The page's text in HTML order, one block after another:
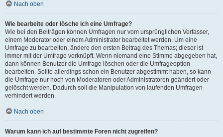
Nach oben
Wie bearbeite oder lösche ich eine Umfrage?
Wie bei den Beiträgen können Umfragen nur vom ursprünglichen Verfasser,
einem Moderator oder einem Administrator bearbeitet werden. Um eine
Umfrage zu bearbeiten, ändere den ersten Beitrag des Themas; dieser ist
immer mit der Umfrage verknüpft. Wenn niemand eine Stimme abgegeben hat,
dann können Benutzer die Umfrage löschen oder die Umfrageoption
bearbeiten. Sollte allerdings schon ein Benutzer abgestimmt haben, so kann
die Umfrage nur noch von Moderatoren oder Administratoren geändert oder
gelöscht werden. Dadurch soll die Manipulation von laufenden Umfragen
verhindert werden.
Nach oben
Warum kann ich auf bestimmte Foren nicht zugreifen?